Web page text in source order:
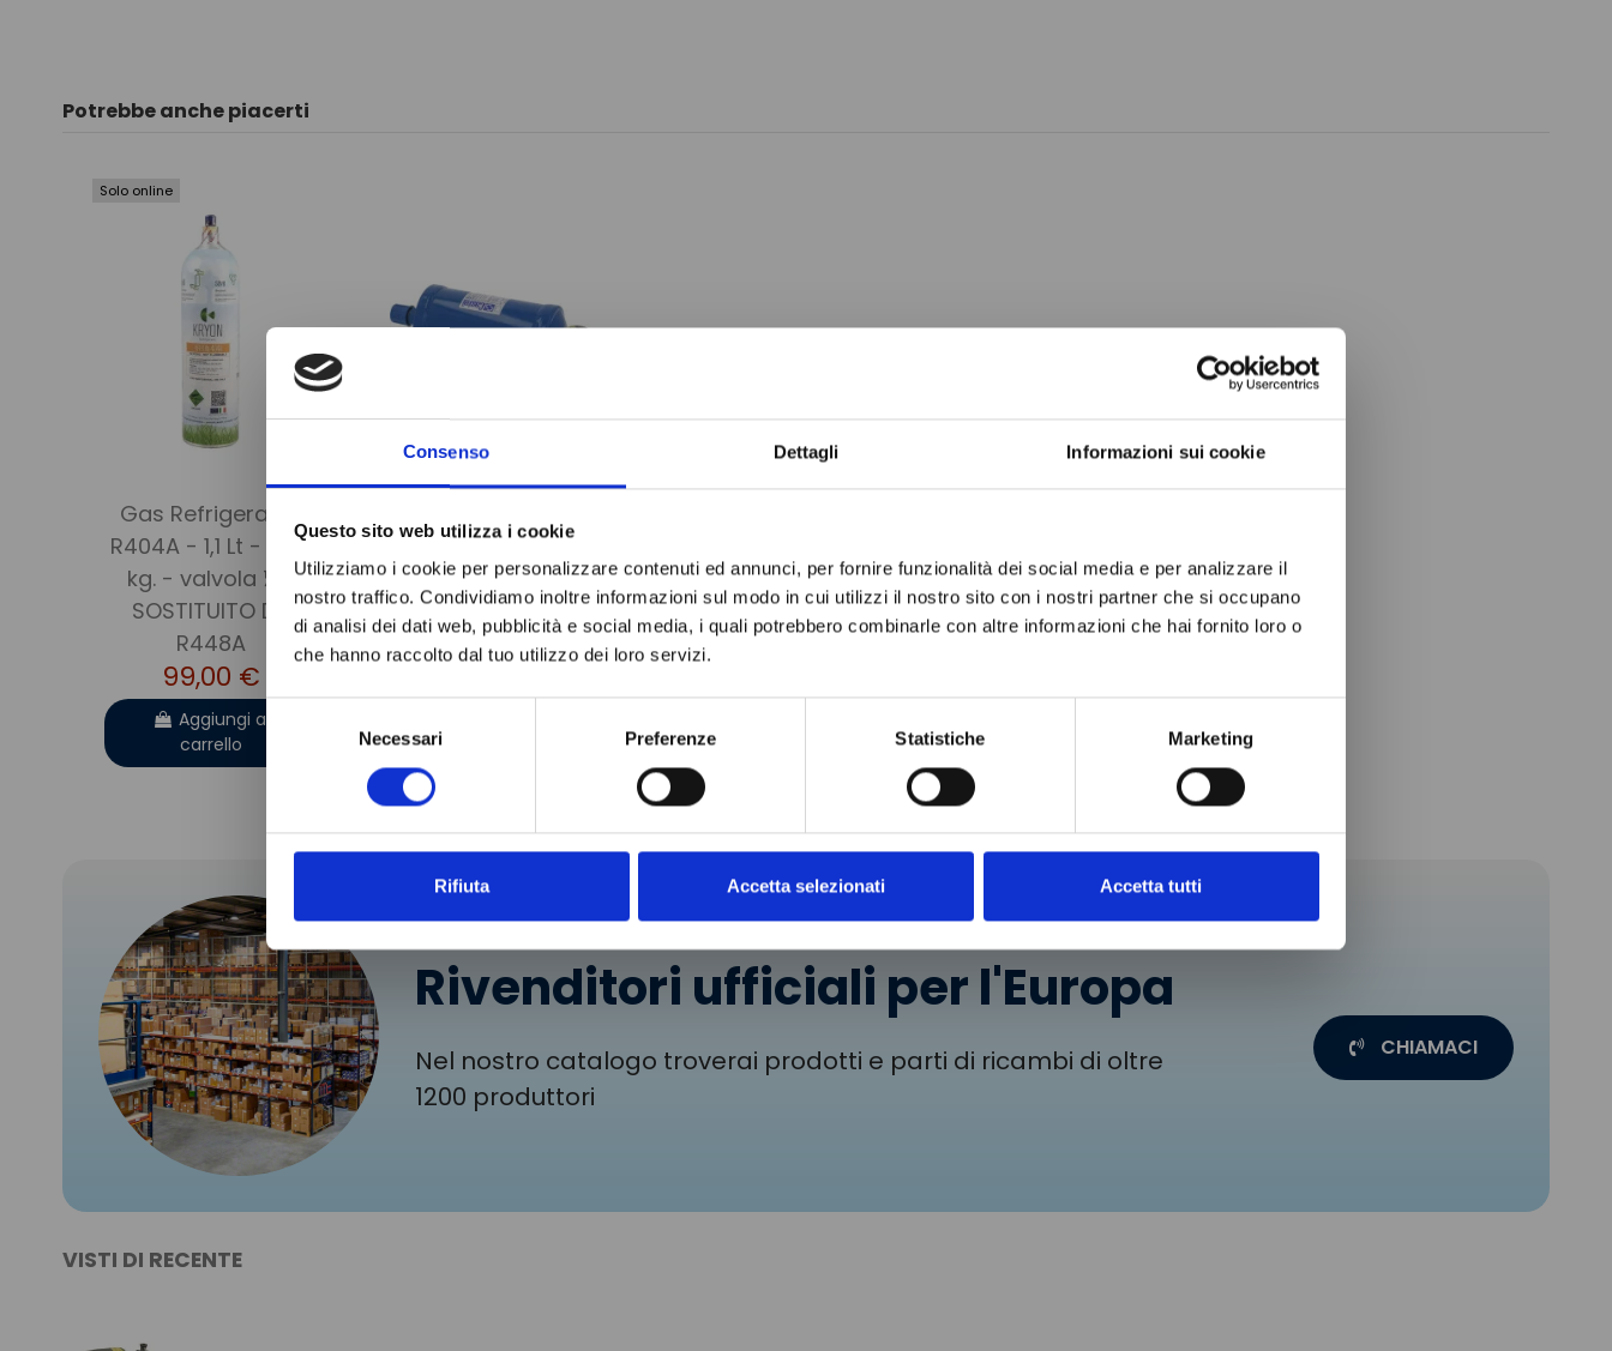
Consenso Dettagli Informazioni sui cookie
Questo sito web utilizza i cookie
Utilizziamo i cookie per personalizzare contenuti ed annunci, per fornire funzionalità dei social media e per analizzare il
nostro traffico. Condividiamo inoltre informazioni sul modo in cui utilizzi il nostro sito con i nostri partner che si occupano
di analisi dei dati web, pubblicità e social media, i quali potrebbero combinarle con altre informazioni che hai fornito loro o
che hanno raccolto dal tuo utilizzo dei loro servizi.
consenso
Necessari Preferenze Statistiche Marketing
Rifiuta Accetta selezionati Accetta tutti
Potrebbe anche piacerti
Solo online
Gas Refrigerante
R404A - 1,1 Lt - 0,75
kg. - valvola ¼ -
SOSTITUITO DA
R448A
99,00 €
Aggiungi al
carrello
DISIDRATATORE
CON INDICATORE
UMIDITA' DI341N/6
64,99 €
Rivenditori ufficiali per l'Europa
Nel nostro catalogo troverai prodotti e parti di ricambi di oltre
1200 produttori
CHIAMACI
VISTI DI RECENTE